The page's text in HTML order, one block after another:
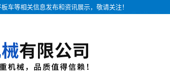
车等相关信息发布和资讯展示，敬请关注！